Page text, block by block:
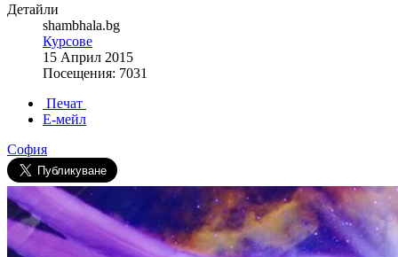
Детайли
shambhala.bg
Курсове
15 Април 2015
Посещения: 7031
Печат
Е-мейл
София